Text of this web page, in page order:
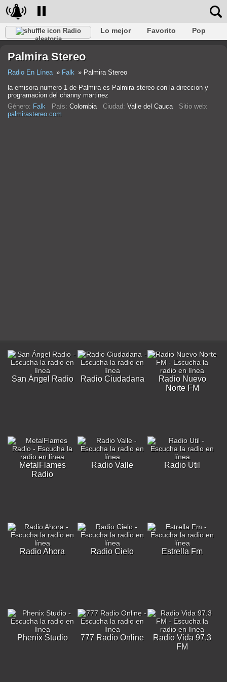
Radio
aleatoria
Lo mejor Favorito
Pop
Rap
Trans Falk
Palmira Stereo
Radio En Línea Falk
Palmira Stereo
la emisora numero 1 de Palmira es Palmira stereo con la direccion y
programacion del channy martinez
Género: Falk País: Colombia Ciudad: Valle del Cauca Sitio web:
palmirastereo.com
San Ángel Radio Radio Ciudadana
Radio Nuevo
Norte FM
MetalFlames
Radio
Radio Valle Radio Util
Radio Ahora Radio Cielo Estrella Fm
Phenix Studio 777 Radio Online
Radio Vida 97.3
FM